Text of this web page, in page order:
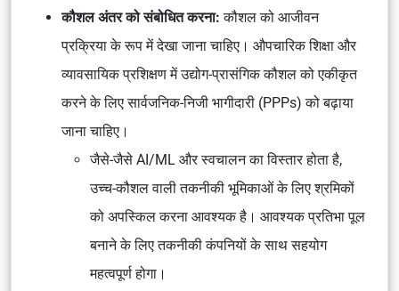
कौशल अंतर को संबोधित करना:कौशल को आजीवन
प्रक्रिया के रूप में देखा जाना चाहिए। औपचारिक शिक्षा और
व्यावसायिक प्रशिक्षण में उद्योग-प्रासंगिक कौशल को एकीकृत
करने के लिए सार्वजनिक-निजी भागीदारी (PPPs) को बढ़ाया
जाना चाहिए।
जैसे-जैसे AI/ML और स्वचालन का विस्तार होता है,
उच्च-कौशल वाली तकनीकी भूमिकाओं के लिए श्रमिकों
को अपस्किल करना आवश्यक है। आवश्यक प्रतिभा पूल
बनाने के लिए तकनीकी कंपनियों के साथ सहयोग
महत्वपूर्ण होगा।